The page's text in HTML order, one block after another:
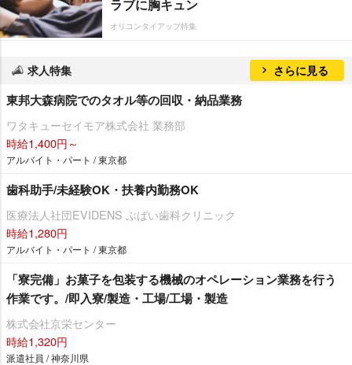
ラブに胸キュン
オリコンタイアップ特集
求人特集 さらに見る
東邦大森病院でのタオル等の回収・納品業務
ワタキューセイモア株式会社 業務部
時給1,400円～
アルバイト・パート / 東京都
歯科助手/未経験OK・扶養内勤務OK
医療法人社団EVIDENS ぶばい歯科クリニック
時給1,280円
アルバイト・パート / 東京都
「寮完備」お菓子を包装する機械のオペレーション業務を行う
作業です。/即入寮/製造・工場/工場・製造
株式会社京栄センター
時給1,320円
派遣社員 / 神奈川県